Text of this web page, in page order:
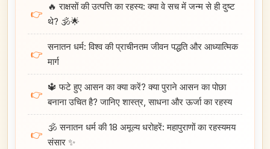
👉
🔥 राक्षसों की उत्पत्ति का रहस्य: क्या वे सच में जन्म से ही दुष्ट
थे? 🕉️🌟
👉
सनातन धर्म: विश्व की प्राचीनतम जीवन पद्धति और आध्यात्मिक
मार्ग
👉
🔱 फटे हुए आसन का क्या करें? क्या पुराने आसन का पोछा
बनाना उचित है? जानिए शास्त्र, साधना और ऊर्जा का रहस्य
👉
🕉️ सनातन धर्म की 18 अमूल्य धरोहरें: महापुराणों का रहस्यमय
संसार ✨